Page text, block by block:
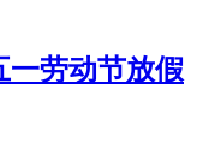
一劳动节放假